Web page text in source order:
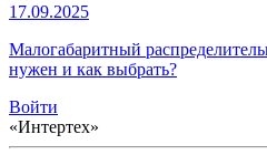
17.09.2025
Малогабаритный
нужен и как выбрать?
Войти
«Интертех»